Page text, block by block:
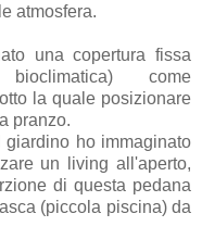
atmosfera.
una copertura fissa
come
la quale posizionare
pranzo.
giardino ho immaginato
un living all'aperto,
di questa pedana
(piccola piscina) da